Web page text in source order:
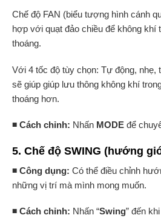
Chế độ FAN (biểu tượng hình cánh
hợp với quạt đảo chiều để không khí
thoáng.
Với 4 tốc độ tùy chọn: Tự động, nhẹ,
sẽ giúp giúp lưu thông không khí
thoáng hơn.
◾ Cách chỉnh: Nhấn MODE để
5. Chế độ SWING (hướng
◾ Công dụng: Có thể điều chỉnh
những vị trí mà mình mong muốn.
◾ Cách chỉnh: Nhấn “Swing” đến